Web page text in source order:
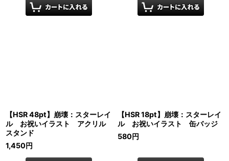
【HSR 48pt】崩壊：スターレイ
ル お祝いイラスト アクリル
スタンド
1,450円
【HSR 18pt】崩壊：スターレイ
ル お祝いイラスト 缶バッジ
580円